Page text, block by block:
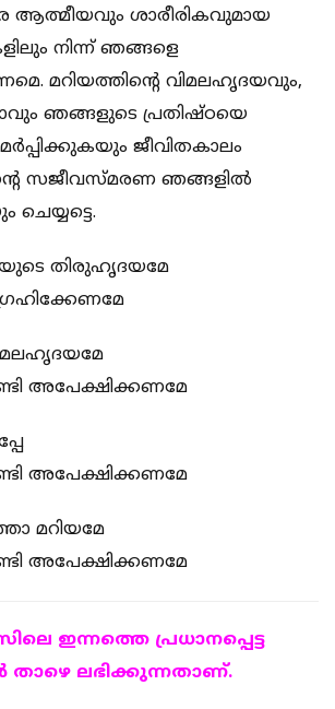
ശാരീരികവുമായ
നിന്ന് ഞങ്ങളെ
മറിയത്തിന്റെ വിമലഹൃദയവും,
ഞങ്ങളുടെ പ്രതിഷ്ഠയെ
ജീവിതകാലം
സജീവസ്മരണ ഞങ്ങളില്‍
തിരുഹൃദയമേ
അപേക്ഷിക്കണമേ
അപേക്ഷിക്കണമേ
മറിയമേ
അപേക്ഷിക്കണമേ
ഇന്നത്തെ പ്രധാനപ്പെട്ട
ലഭിക്കുന്നതാണ്.